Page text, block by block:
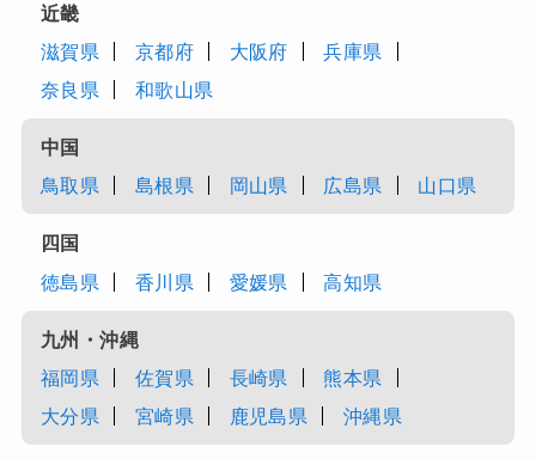
近畿
滋賀県
京都府 大阪府
兵庫県
奈良県
和歌山県
中国
鳥取県
島根県 岡山県 広島県 山口県
四国
徳島県
香川県 愛媛県 高知県
九州・沖縄
福岡県
佐賀県 長崎県
熊本県
大分県
宮崎県 鹿児島県 沖縄県